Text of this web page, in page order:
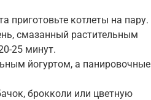
приготовьте котлеты на пару.
смазанный растительным
25 минут.
йогуртом, а панировочные
брокколи или цветную